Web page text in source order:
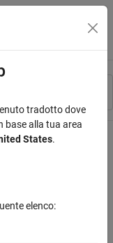
tradotto dove
base alla tua area
States.
elenco: